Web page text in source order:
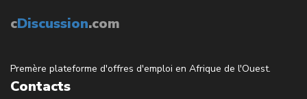
cDiscussion.com
Premère plateforme d'offres d'emploi en Afrique de l'Ouest.
Contacts